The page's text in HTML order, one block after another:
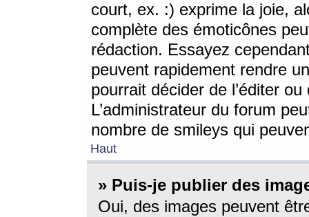
court, ex. :) exprime la joie,
complète des émoticônes
rédaction. Essayez
peuvent rapidement rendre
pourrait décider de l’éditer
L’administrateur du forum
nombre de smileys qui
Haut
» Puis-je publier des
Oui, des images peuvent